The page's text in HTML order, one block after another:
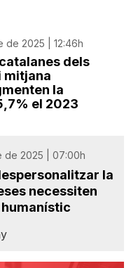
de 2025 | 12:46h
dels
mitjana
la
el 2023
de 2025 | 07:00h
la
necessiten